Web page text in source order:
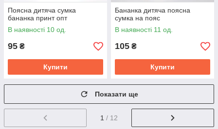
Поясна дитяча сумка
бананка принт опт
В наявності 10 од.
95 ₴
Купити
Бананка дитяча поясна
сумка на пояс
В наявності 11 од.
105 ₴
Купити
Показати ще
1 / 12